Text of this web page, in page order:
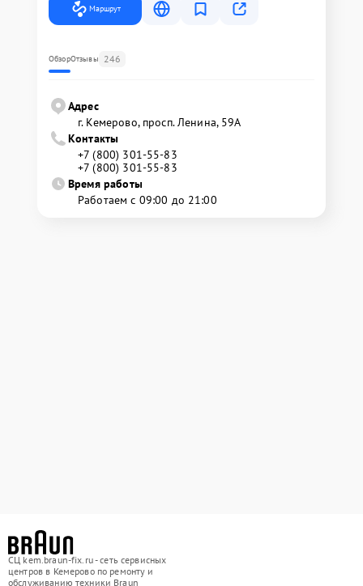
Маршрут
ОбзорОтзывы 246
Адрес
г. Кемерово, просп. Ленина, 59А
Контакты
+7 (800) 301-55-83
+7 (800) 301-55-83
Время работы
Работаем с 09:00 до 21:00
СЦ kem.braun-fix.ru - сеть сервисных
центров в Кемерово по ремонту и
обслуживанию техники Braun